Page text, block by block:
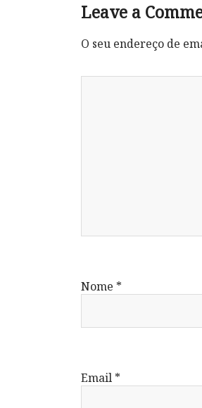
Leave a
O seu endereço de
Nome *
Email *